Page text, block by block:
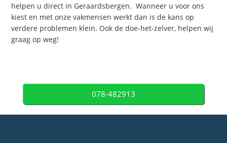
helpen u direct in Geraardsbergen. Wanneer u voor ons
kiest en met onze vakmensen werkt dan is de kans op
verdere problemen klein. Ook de doe-het-zelver, helpen wij
graag op weg!
078-482913